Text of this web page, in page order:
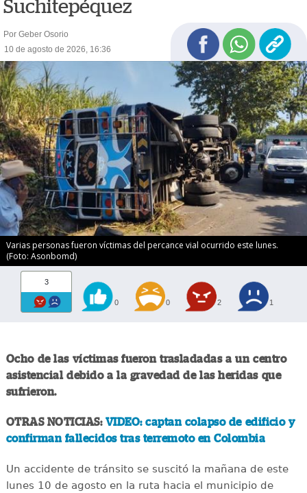
Suchitepéquez
Por Geber Osorio
10 de agosto de 2026, 16:36
Varias personas fueron víctimas del percance vial ocurrido este lunes.
(Foto: Asonbomd)
3
0 0 2 1
Ocho de las víctimas fueron trasladadas a un centro
asistencial debido a la gravedad de las heridas que
sufrieron.
OTRAS NOTICIAS: VIDEO: captan colapso de edificio y
confirman fallecidos tras terremoto en Colombia
Un accidente de tránsito se suscitó la mañana de este
lunes 10 de agosto en la ruta hacia el municipio de